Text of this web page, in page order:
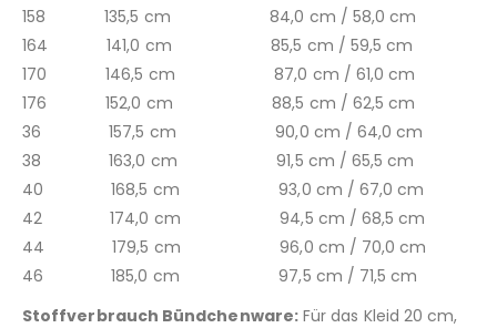
158 135,5 cm 84,0 cm / 58,0 cm
164 141,0 cm 85,5 cm / 59,5 cm
170 146,5 cm 87,0 cm / 61,0 cm
176 152,0 cm 88,5 cm / 62,5 cm
36 157,5 cm 90,0 cm / 64,0 cm
38 163,0 cm 91,5 cm / 65,5 cm
40 168,5 cm 93,0 cm / 67,0 cm
42 174,0 cm 94,5 cm / 68,5 cm
44 179,5 cm 96,0 cm / 70,0 cm
46 185,0 cm 97,5 cm / 71,5 cm
Stoffverbrauch Bündchenware:Für das Kleid 20 cm,